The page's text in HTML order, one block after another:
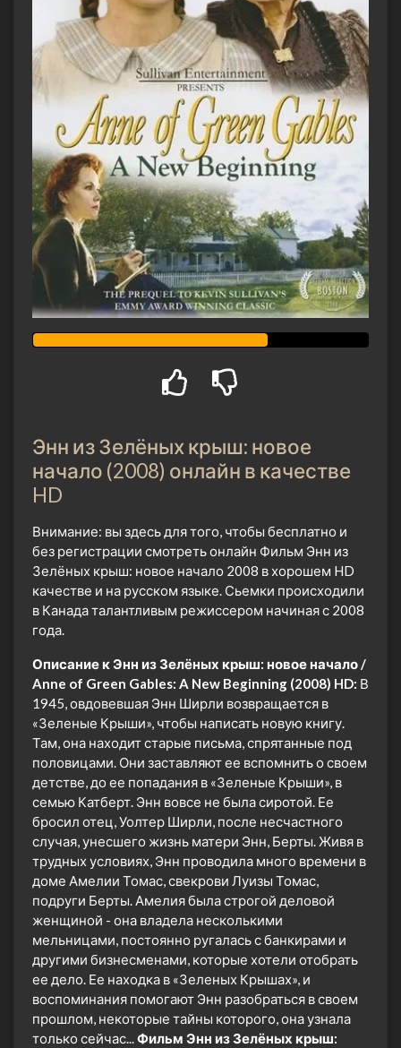
Энн из Зелёных крыш: новое
начало (2008) онлайн в качестве
HD
Внимание: вы здесь для того, чтобы бесплатно и
без регистрации смотреть онлайн Фильм Энн из
Зелёных крыш: новое начало 2008 в хорошем HD
качестве и на русском языке. Сьемки происходили
в Канада талантливым режиссером начиная с 2008
года.
Описание к Энн из Зелёных крыш: новое начало /
Anne of Green Gables: A New Beginning (2008) HD: В
1945, овдовевшая Энн Ширли возвращается в
«Зеленые Крыши», чтобы написать новую книгу.
Там, она находит старые письма, спрятанные под
половицами. Они заставляют ее вспомнить о своем
детстве, до ее попадания в «Зеленые Крыши», в
семью Катберт. Энн вовсе не была сиротой. Ее
бросил отец, Уолтер Ширли, после несчастного
случая, унесшего жизнь матери Энн, Берты. Живя в
трудных условиях, Энн проводила много времени в
доме Амелии Томас, свекрови Луизы Томас,
подруги Берты. Амелия была строгой деловой
женщиной - она владела несколькими
мельницами, постоянно ругалась с банкирами и
другими бизнесменами, которые хотели отобрать
ее дело. Ее находка в «Зеленых Крышах», и
воспоминания помогают Энн разобраться в своем
прошлом, некоторые тайны которого, она узнала
только сейчас...Фильм Энн из Зелёных крыш: